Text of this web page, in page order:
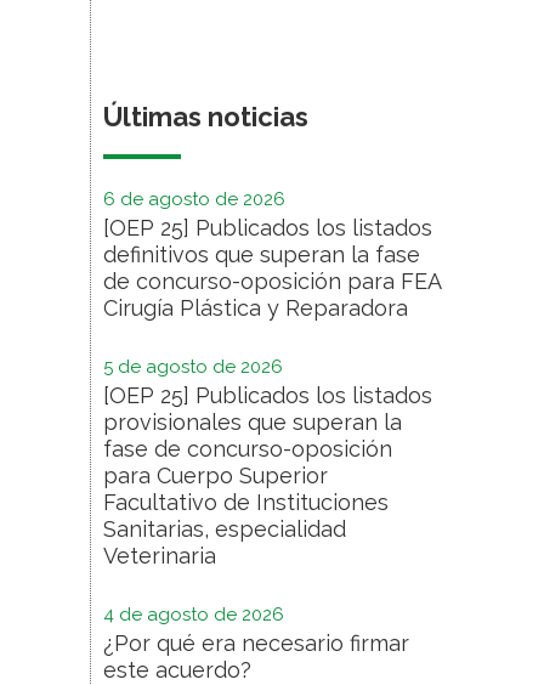
Últimas noticias
6 de agosto de 2026
[OEP 25] Publicados los listados
definitivos que superan la fase
de concurso-oposición para FEA
Cirugía Plástica y Reparadora
5 de agosto de 2026
[OEP 25] Publicados los listados
provisionales que superan la
fase de concurso-oposición
para Cuerpo Superior
Facultativo de Instituciones
Sanitarias, especialidad
Veterinaria
4 de agosto de 2026
¿Por qué era necesario firmar
este acuerdo?